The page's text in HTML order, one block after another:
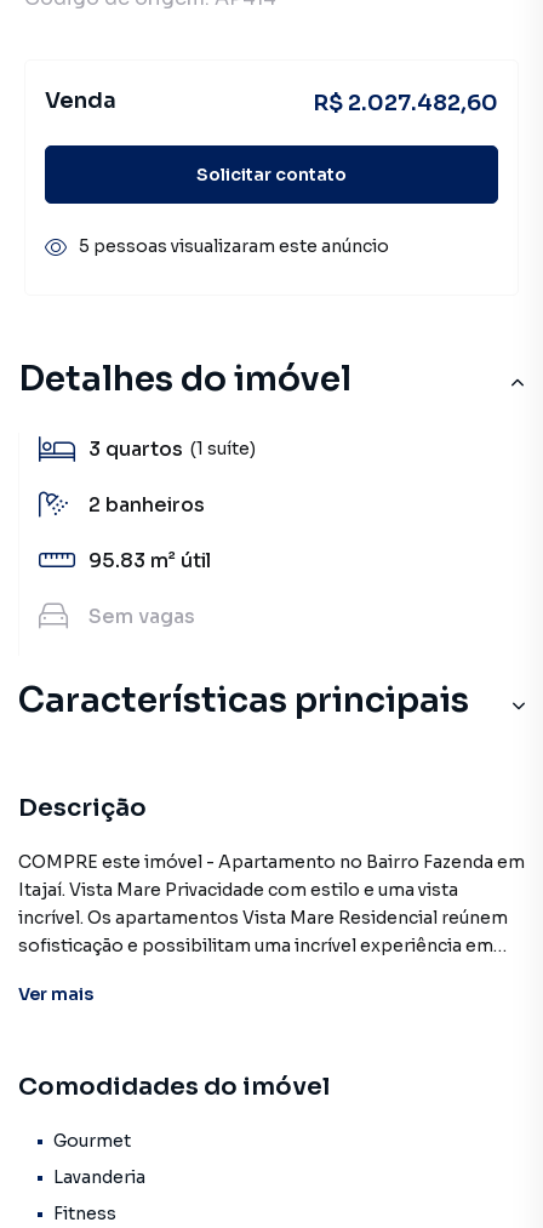
Detalhes do imóvel
3 quartos (1 suíte)
2 banheiros
95.83 m² útil
Sem vagas
Características principais
Descrição
COMPRE este imóvel - Apartamento no Bairro Fazenda em
Itajaí. Vista Mare Privacidade com estilo e uma vista
incrível. Os apartamentos Vista Mare Residencial reúnem
sofisticação e possibilitam uma incrível experiência em
andar, com tipologias completas e práticas. Apartamento
banheiro, lavanderia, sacada com churrasqueira e 01 vaga
Empreendimento: O Empreendimento possui 1.420 m² de
áreas de lazer, ambientes pensados para toda a família!
Ver mais
Comodidades do imóvel
Gourmet
Lavanderia
Fitness
Venda R$ 2.027.482,60
Solicitar contato
5 pessoas visualizaram este anúncio